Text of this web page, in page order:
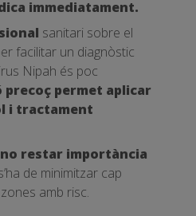
immediatament.
sanitari sobre el
facilitar un diagnòstic
Nipah és poc
precoç permet aplicar
i tractament
no restar importància
de minimitzar cap
amb risc.